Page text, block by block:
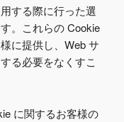
する際に行った選
。これらの Cookie
に提供し、Web サ
る必要をなくすこ
に関するお客様の